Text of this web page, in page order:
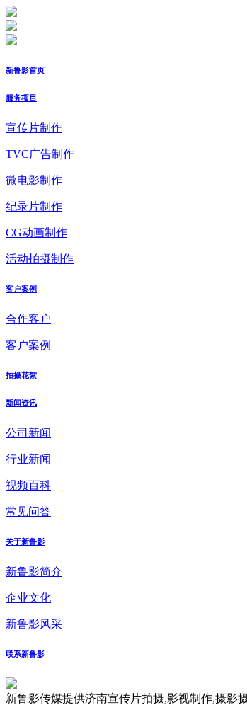
新鲁影首页
服务项目
宣传片制作
TVC广告制作
微电影制作
纪录片制作
CG动画制作
活动拍摄制作
客户案例
合作客户
客户案例
拍摄花絮
新闻资讯
公司新闻
行业新闻
视频百科
常见问答
关于新鲁影
新鲁影简介
企业文化
新鲁影风采
联系新鲁影
新鲁影传媒提供济南宣传片拍摄,影视制作,摄影